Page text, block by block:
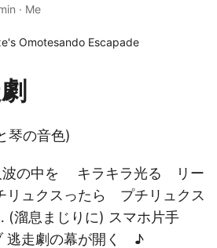
· Me
琴の音色)
の中を キラキラ光る リー
リュクスったら プチリュクス
(溜息まじりに) スマホ片手
逃走劇の幕が開く ♪